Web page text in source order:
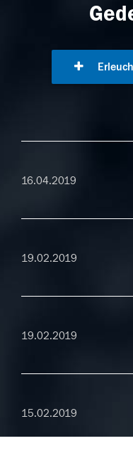
16.04.2019
19.02.2019
19.02.2019
15.02.2019